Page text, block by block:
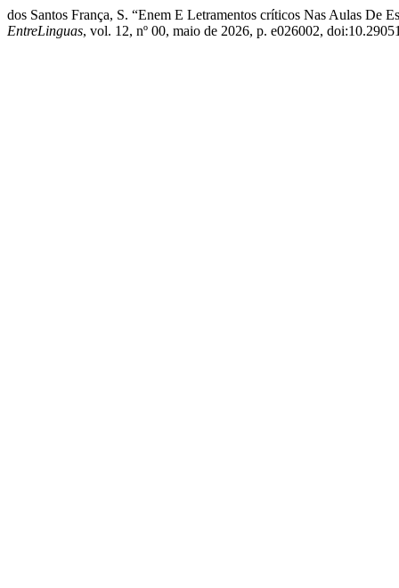
dos Santos França, S. “Enem E Letramentos críticos Nas Aulas De
EntreLinguas, vol. 12, nº 00, maio de 2026, p. e026002,